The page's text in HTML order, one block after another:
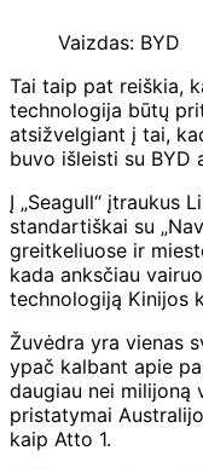
Vaizdas: BYD
Tai taip pat reiškia,
technologija būtų
atsižvelgiant į tai,
buvo išleisti su BYD
Į „Seagull“ įtraukus
standartiškai su
greitkeliuose ir
kada anksčiau
technologiją Kinijos
Žuvėdra yra vienas
ypač kalbant apie
daugiau nei milijoną
pristatymai
kaip Atto 1.